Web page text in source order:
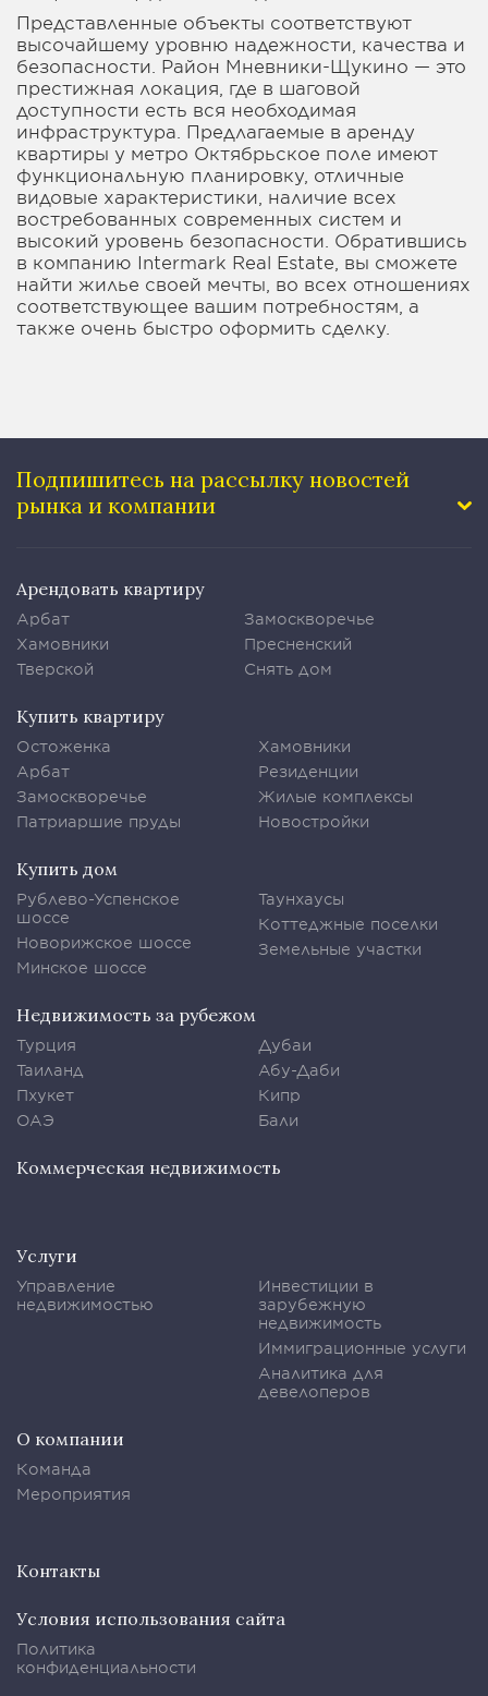
Представленные объекты соответствуют
высочайшему уровню надежности, качества и
безопасности. Район Мневники-Щукино — это
престижная локация, где в шаговой
доступности есть вся необходимая
инфраструктура. Предлагаемые в аренду
квартиры у метро Октябрьское поле имеют
функциональную планировку, отличные
видовые характеристики, наличие всех
востребованных современных систем и
высокий уровень безопасности. Обратившись
в компанию Intermark Real Estate, вы сможете
найти жилье своей мечты, во всех отношениях
соответствующее вашим потребностям, а
также очень быстро оформить сделку.
Подпишитесь на рассылку новостей
рынка и компании
Арендовать квартиру
Арбат
Хамовники
Тверской
Замоскворечье
Пресненский
Снять дом
Купить квартиру
Остоженка
Арбат
Замоскворечье
Патриаршие пруды
Хамовники
Резиденции
Жилые комплексы
Новостройки
Купить дом
Рублево-Успенское
шоссе
Новорижское шоссе
Минское шоссе
Таунхаусы
Коттеджные поселки
Земельные участки
Недвижимость за рубежом
Турция
Таиланд
Пхукет
ОАЭ
Дубаи
Абу-Даби
Кипр
Бали
Коммерческая недвижимость
Услуги
Управление
недвижимостью
Инвестиции в
зарубежную
недвижимость
Иммиграционные услуги
Аналитика для
девелоперов
О компании
Команда
Мероприятия
Контакты
Условия использования сайта
Политика
конфиденциальности